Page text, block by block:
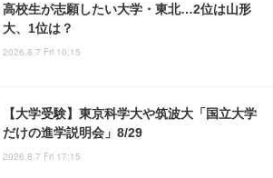
高校生が志願したい大学・東北…2位は山形
大、1位は？
2026.8.7 Fri 10:15
【大学受験】東京科学大や筑波大「国立大学
だけの進学説明会」8/29
2026.8.7 Fri 17:15